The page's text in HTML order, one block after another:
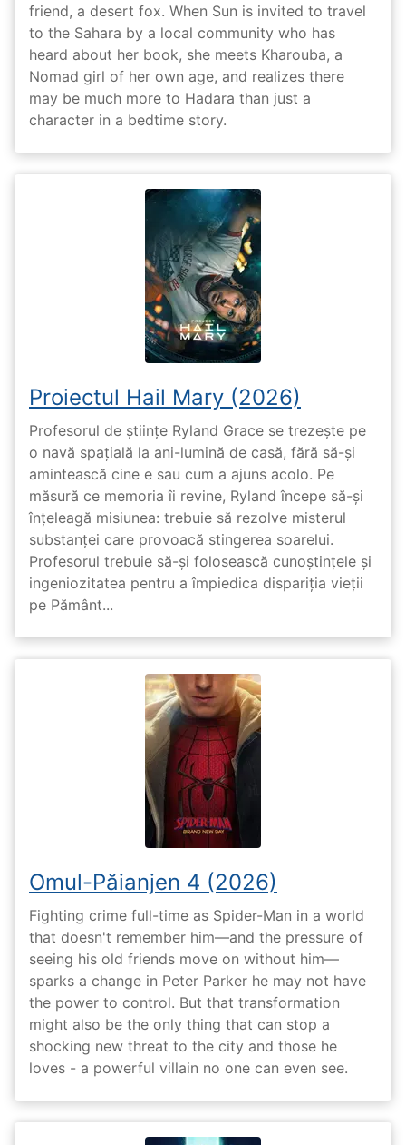
friend, a desert fox. When Sun is invited to travel
to the Sahara by a local community who has
heard about her book, she meets Kharouba, a
Nomad girl of her own age, and realizes there
may be much more to Hadara than just a
character in a bedtime story.
Proiectul Hail Mary (2026)
Profesorul de științe Ryland Grace se trezește pe
o navă spațială la ani-lumină de casă, fără să-și
amintească cine e sau cum a ajuns acolo. Pe
măsură ce memoria îi revine, Ryland începe să-și
înțeleagă misiunea: trebuie să rezolve misterul
substanței care provoacă stingerea soarelui.
Profesorul trebuie să-și folosească cunoștințele și
ingeniozitatea pentru a împiedica dispariția vieții
pe Pământ...
Omul-Păianjen 4 (2026)
Fighting crime full-time as Spider-Man in a world
that doesn't remember him—and the pressure of
seeing his old friends move on without him—
sparks a change in Peter Parker he may not have
the power to control. But that transformation
might also be the only thing that can stop a
shocking new threat to the city and those he
loves - a powerful villain no one can even see.